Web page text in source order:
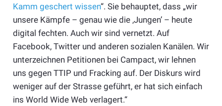
Kamm geschert wissen“. Sie behauptet, dass „wir
unsere Kämpfe – genau wie die ‚Jungen’ – heute
digital fechten. Auch wir sind vernetzt. Auf
Facebook, Twitter und anderen sozialen Kanälen. Wir
unterzeichnen Petitionen bei Campact, wir lehnen
uns gegen TTIP und Fracking auf. Der Diskurs wird
weniger auf der Strasse geführt, er hat sich einfach
ins World Wide Web verlagert.“